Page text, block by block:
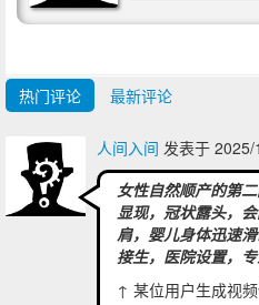
热门评论 最新评论
人间入间 发表于
女性自然顺产的第
显现，冠状露头，
肩，婴儿身体迅速
接生，医院设置，
↑ 某位用户生成视
[涩の魂]
好怪，再